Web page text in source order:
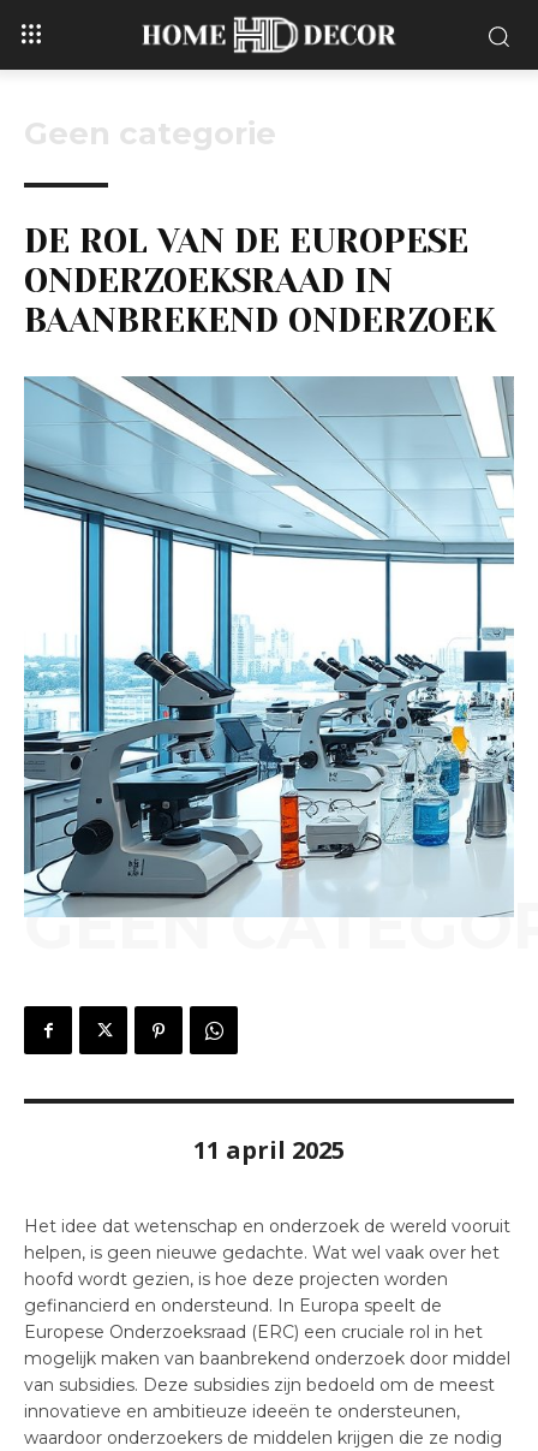
Geen categorie
DE ROL VAN DE EUROPESE
ONDERZOEKSRAAD IN
BAANBREKEND ONDERZOEK
GEEN
11 april 2025
Het idee dat wetenschap en onderzoek de wereld vooruit
helpen, is geen nieuwe gedachte. Wat wel vaak over het
hoofd wordt gezien, is hoe deze projecten worden
gefinancierd en ondersteund. In Europa speelt de
Europese Onderzoeksraad (ERC) een cruciale rol in het
mogelijk maken van baanbrekend onderzoek door middel
van subsidies. Deze subsidies zijn bedoeld om de meest
innovatieve en ambitieuze ideeën te ondersteunen,
waardoor onderzoekers de middelen krijgen die ze nodig